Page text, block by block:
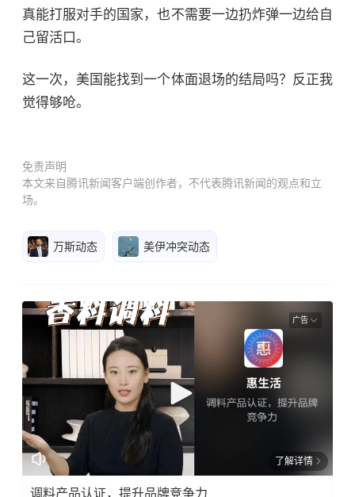
真能打服对手的国家，也不需要一边扔炸弹一边给自
己留活口。
这一次，美国能找到一个体面退场的结局吗？反正我
觉得够呛。
免责声明
本文来自腾讯新闻客户端创作者，不代表腾讯新闻的观点和立
场。
万斯动态 美伊冲突动态
广告
了解详情
调料产品认证，提升品牌竞争力